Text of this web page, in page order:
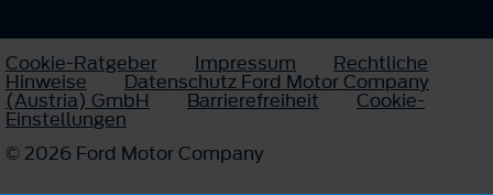
Cookie-Ratgeber Impressum Rechtliche
Hinweise Datenschutz Ford Motor Company
(Austria) GmbH Barrierefreiheit Cookie-
Einstellungen
© 2026 Ford Motor Company